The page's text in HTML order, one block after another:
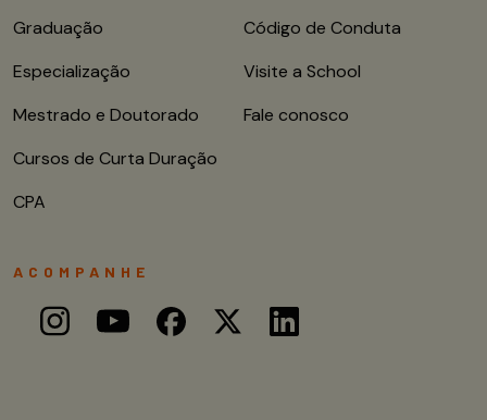
Graduação
Especialização
Mestrado e Doutorado
Cursos de Curta Duração
CPA
Código de Conduta
Visite a School
Fale conosco
ACOMPANHE